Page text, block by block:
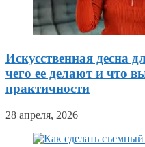
Искусственная десна
чего ее делают и что
практичности
28 апреля, 2026